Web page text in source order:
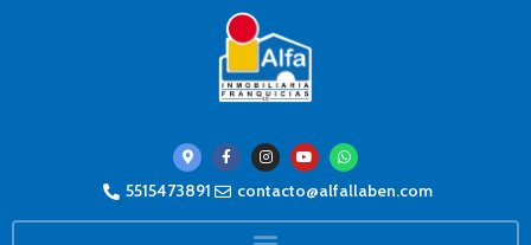
5515473891 contacto@alfallaben.com